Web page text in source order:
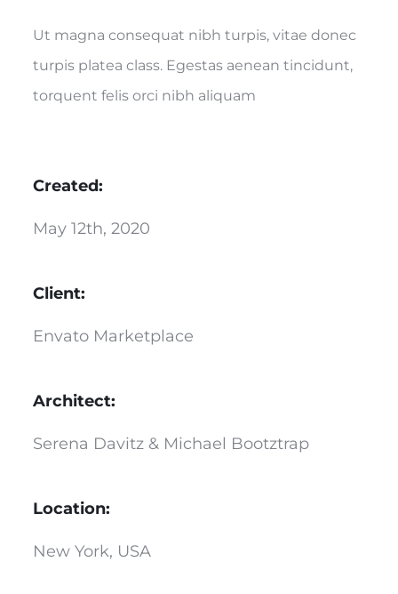
Ut magna consequat nibh turpis, vitae donec
turpis platea class. Egestas aenean tincidunt,
torquent felis orci nibh aliquam
Created:
May 12th, 2020
Client:
Envato Marketplace
Architect:
Serena Davitz & Michael Bootztrap
Location:
New York, USA